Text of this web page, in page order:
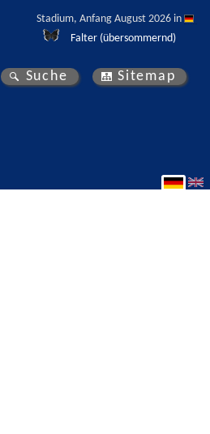
Stadium, Anfang August 2026 in
Falter (übersommernd)
Suche Sitemap